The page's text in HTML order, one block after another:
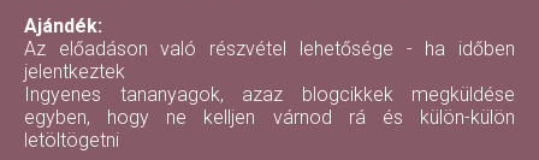
Ajándék:
Az előadáson való részvétel lehetősége - ha időben
jelentkeztek
Ingyenes tananyagok, azaz blogcikkek megküldése
egyben, hogy ne kelljen várnod rá és külön-külön
letöltögetni